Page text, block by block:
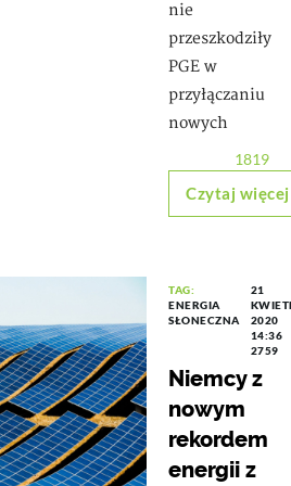
nie
przeszkodziły
PGE w
przyłączaniu
nowych
1819
Czytaj więcej
TAG:
ENERGIA
SŁONECZNA
21
2020
14:36
2759
Niemcy z
nowym
rekordem
energii z